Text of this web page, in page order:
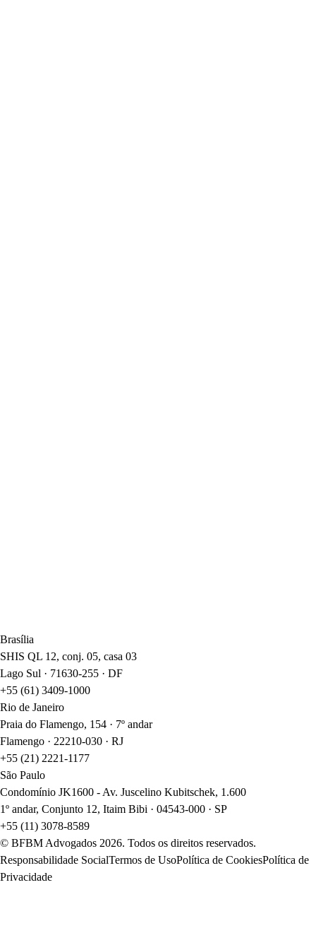
Brasília
SHIS QL 12, conj. 05, casa 03
Lago Sul · 71630-255 · DF
+55 (61) 3409-1000
Rio de Janeiro
Praia do Flamengo, 154 · 7º andar
Flamengo · 22210-030 · RJ
+55 (21) 2221-1177
São Paulo
Condomínio JK1600 - Av. Juscelino Kubitschek, 1.600
1º andar, Conjunto 12, Itaim Bibi · 04543-000 · SP
+55 (11) 3078-8589
© BFBM Advogados 2026. Todos os direitos reservados.
Responsabilidade SocialTermos de UsoPolítica de CookiesPolítica de
Privacidade